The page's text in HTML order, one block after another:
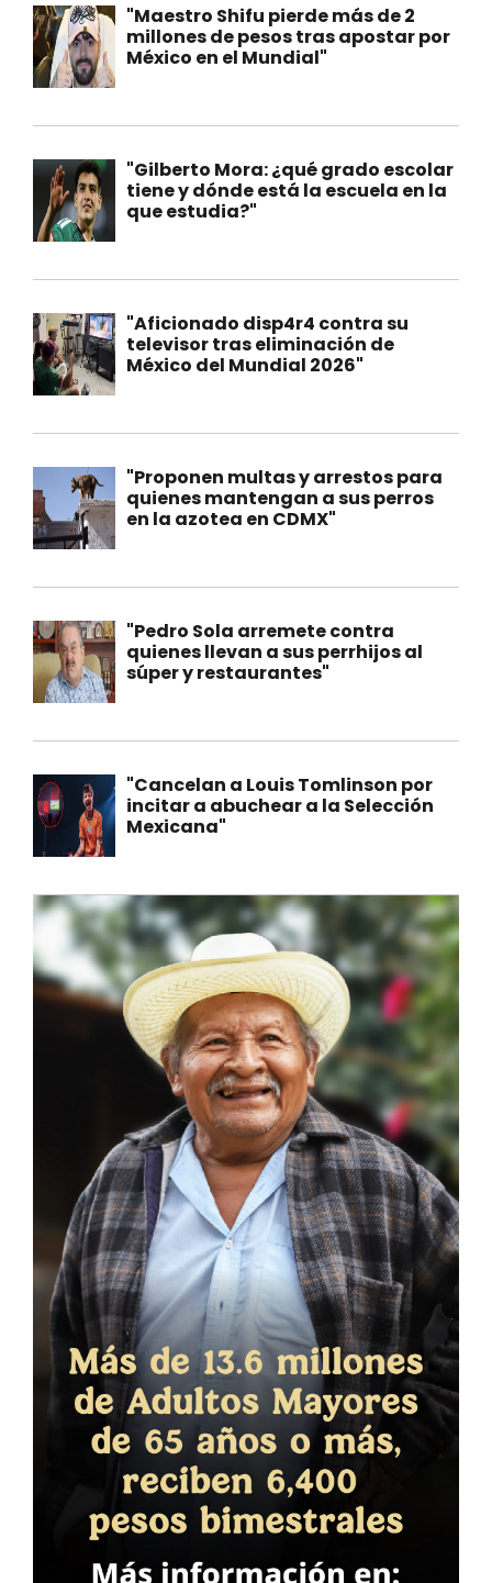
"Maestro Shifu pierde más de 2
millones de pesos tras apostar por
México en el Mundial"
"Gilberto Mora: ¿qué grado escolar
tiene y dónde está la escuela en la
que estudia?"
"Aficionado disp4r4 contra su
televisor tras eliminación de
México del Mundial 2026"
"Proponen multas y arrestos para
quienes mantengan a sus perros
en la azotea en CDMX"
"Pedro Sola arremete contra
quienes llevan a sus perrhijos al
súper y restaurantes"
"Cancelan a Louis Tomlinson por
incitar a abuchear a la Selección
Mexicana"